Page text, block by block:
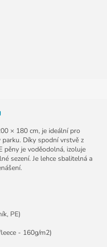
× 180 cm, je ideální pro
Díky spodní vrstvě z
pěny je voděodolná, izoluje
sezení. Je lehce sbalitelná a
PE)
- 160g/m2)